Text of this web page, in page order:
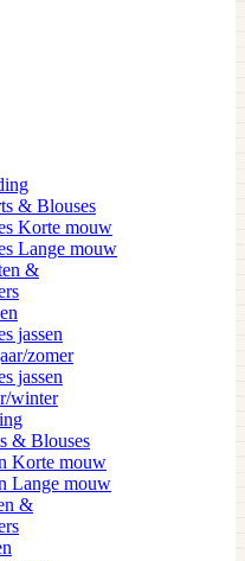
& Blouses
Korte mouw
Lange mouw
&
jassen
zomer
jassen
winter
& Blouses
Korte mouw
Lange mouw
&